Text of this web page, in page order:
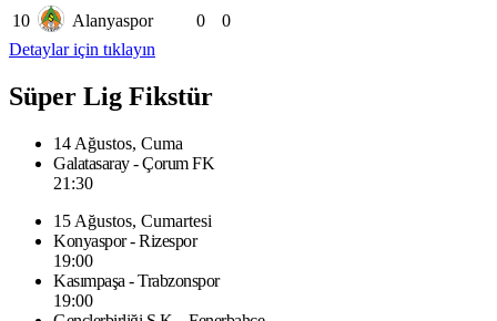
10
Alanyaspor 0
0
Detaylar için tıklayın
Süper Lig Fikstür
14 Ağustos, Cuma
Galatasaray - Çorum FK
21:30
15 Ağustos, Cumartesi
Konyaspor - Rizespor
19:00
Kasımpaşa - Trabzonspor
19:00